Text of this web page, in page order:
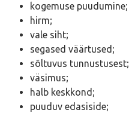
kogemuse puudumine;
hirm;
vale siht;
segased väärtused;
sõltuvus tunnustusest;
väsimus;
halb keskkond;
puuduv edasiside;